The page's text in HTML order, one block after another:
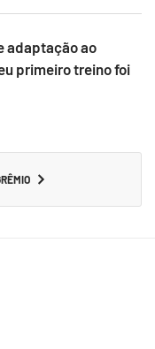
adaptação ao
primeiro treino foi